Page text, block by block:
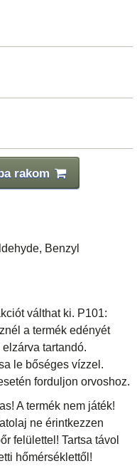
rakom
Benzyl
válthat ki. P101:
a termék edényét
tartandó.
le bőséges vízzel.
forduljon orvoshoz.
A termék nem játék!
ne érintkezzen
felülettel! Tartsa távol
hőmérséklettől!